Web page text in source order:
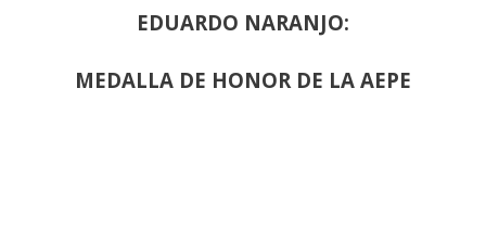
EDUARDO NARANJO:
MEDALLA DE HONOR DE LA AEPE